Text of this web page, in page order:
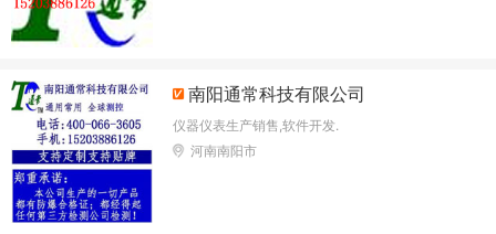
南阳通常科技有限公司
仪器仪表生产销售,软件开发.
河南南阳市